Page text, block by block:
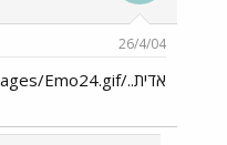
26/4/04
אדית../images/Emo24.gif